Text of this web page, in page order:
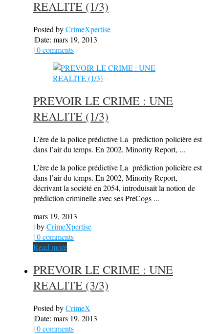
REALITE (1/3)
Posted byCrimeXpertise
|Date: mars 19, 2013
|0 comments
PREVOIR LE CRIME : UNE
REALITE (1/3)
L’ère de la police prédictive La prédiction policière est
dans l’air du temps. En 2002, Minority Report, ...
L’ère de la police prédictive La prédiction policière est
dans l’air du temps. En 2002, Minority Report,
décrivant la société en 2054, introduisait la notion de
prédiction criminelle avec ses PreCogs ...
mars 19, 2013
| byCrimeXpertise
|0 comments
Read more
PREVOIR LE CRIME : UNE
REALITE (3/3)
Posted byCrimeX
|Date: mars 19, 2013
|0 comments